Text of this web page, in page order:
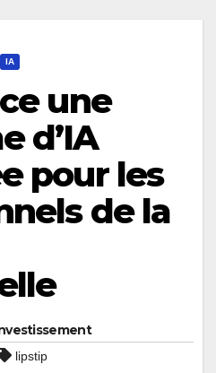
IA
une
d’IA
pour les
de la
lipstip